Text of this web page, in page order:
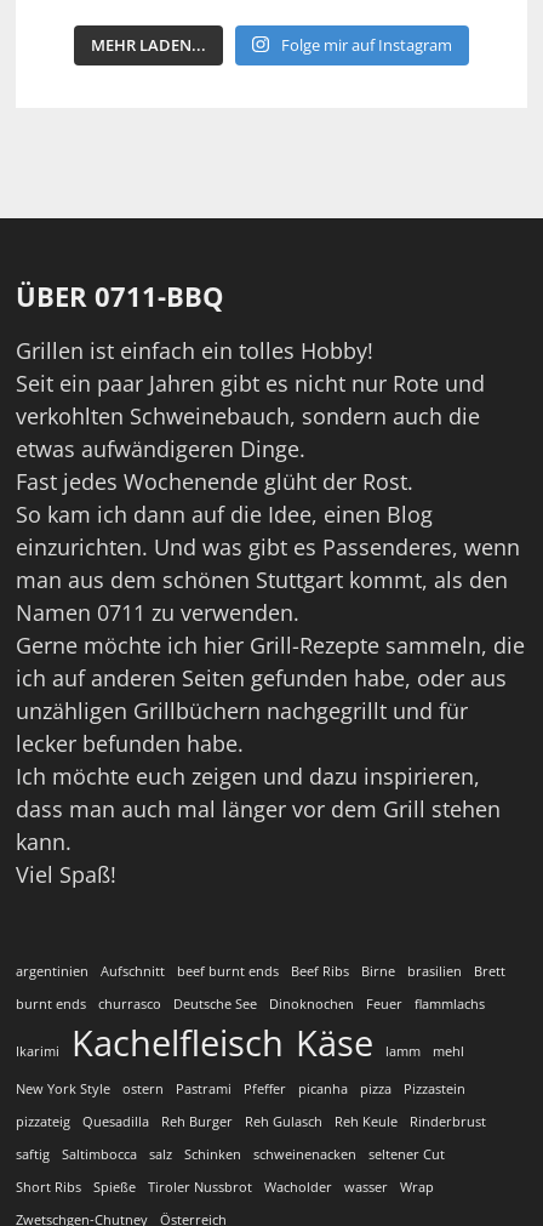
MEHR LADEN... Folge mir auf Instagram
ÜBER 0711-BBQ
Grillen ist einfach ein tolles Hobby!
Seit ein paar Jahren gibt es nicht nur Rote und
verkohlten Schweinebauch, sondern auch die
etwas aufwändigeren Dinge.
Fast jedes Wochenende glüht der Rost.
So kam ich dann auf die Idee, einen Blog
einzurichten. Und was gibt es Passenderes, wenn
man aus dem schönen Stuttgart kommt, als den
Namen 0711 zu verwenden.
Gerne möchte ich hier Grill-Rezepte sammeln, die
ich auf anderen Seiten gefunden habe, oder aus
unzähligen Grillbüchern nachgegrillt und für
lecker befunden habe.
Ich möchte euch zeigen und dazu inspirieren,
dass man auch mal länger vor dem Grill stehen
kann.
Viel Spaß!
argentinien Aufschnitt beef burnt ends Beef Ribs Birne brasilien
Brett
burnt ends
churrasco Deutsche See Dinoknochen Feuer flammlachs
Ikarimi Kachelfleisch Käse lamm mehl
New York Style ostern Pastrami Pfeffer picanha pizza
Pizzastein
pizzateig
Quesadilla Reh Burger Reh Gulasch Reh Keule
Rinderbrust
saftig
Saltimbocca salz Schinken schweinenacken
seltener Cut
Short Ribs
Spieße Tiroler Nussbrot Wacholder wasser
Wrap
Zwetschgen-Chutney
Österreich